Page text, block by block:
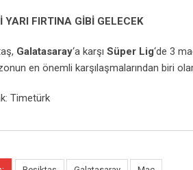
YARI FIRTINA GİBİ GELECEK
Galatasaray‘a karşı Süper Lig‘de 3
en önemli karşılaşmalarından biri
Timetürk